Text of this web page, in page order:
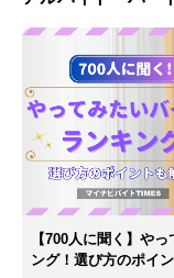
【700人に聞く】や
ング！選び方のポイ